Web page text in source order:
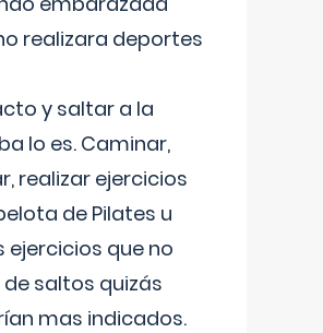
realizara deportes
y saltar a la
lo es. Caminar,
realizar ejercicios
de Pilates u
ejercicios que no
de saltos quizás
mas indicados.